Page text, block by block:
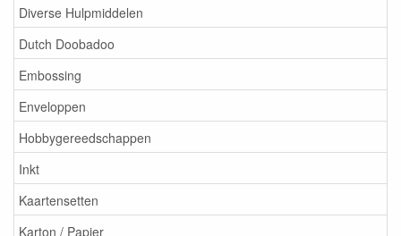
Diverse Hulpmiddelen
Dutch Doobadoo
Embossing
Enveloppen
Hobbygereedschappen
Inkt
Kaartensetten
Karton / Papier